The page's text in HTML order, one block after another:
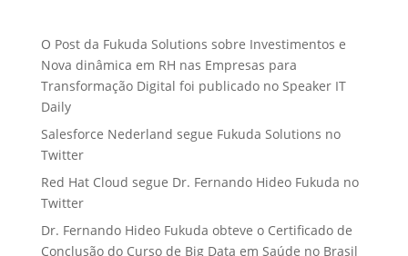
O Post da Fukuda Solutions sobre Investimentos e
Nova dinâmica em RH nas Empresas para
Transformação Digital foi publicado no Speaker IT
Daily
Salesforce Nederland segue Fukuda Solutions no
Twitter
Red Hat Cloud segue Dr. Fernando Hideo Fukuda no
Twitter
Dr. Fernando Hideo Fukuda obteve o Certificado de
Conclusão do Curso de Big Data em Saúde no Brasil